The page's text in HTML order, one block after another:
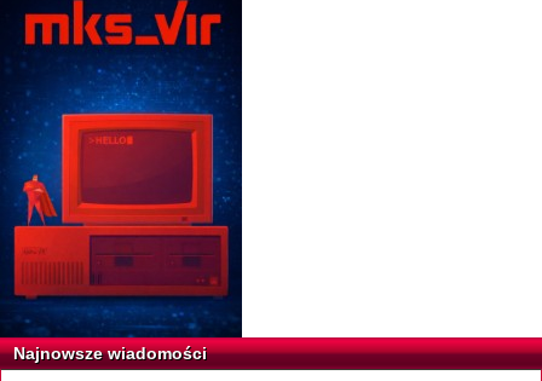
Najnowsze wiadomości